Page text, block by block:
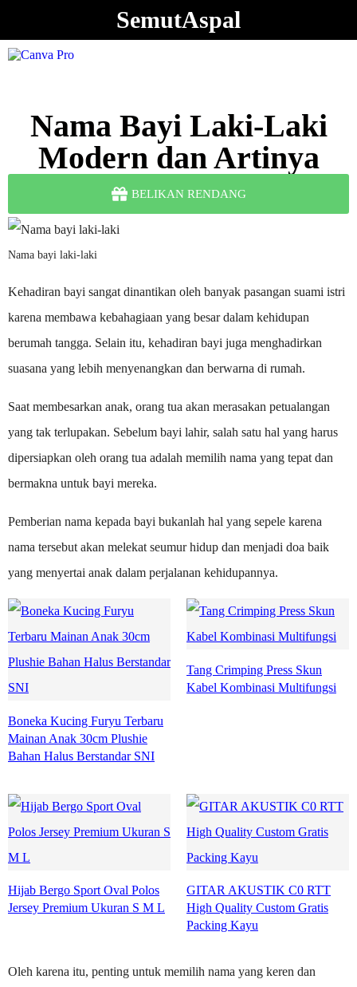
SemutAspal
Nama Bayi Laki-Laki
Modern dan Artinya
BELIKAN RENDANG
Nama bayi laki-laki
Kehadiran bayi sangat dinantikan oleh banyak pasangan suami istri
karena membawa kebahagiaan yang besar dalam kehidupan
berumah tangga. Selain itu, kehadiran bayi juga menghadirkan
suasana yang lebih menyenangkan dan berwarna di rumah.
Saat membesarkan anak, orang tua akan merasakan petualangan
yang tak terlupakan. Sebelum bayi lahir, salah satu hal yang harus
dipersiapkan oleh orang tua adalah memilih nama yang tepat dan
bermakna untuk bayi mereka.
Pemberian nama kepada bayi bukanlah hal yang sepele karena
nama tersebut akan melekat seumur hidup dan menjadi doa baik
yang menyertai anak dalam perjalanan kehidupannya.
Boneka Kucing Furyu Terbaru
Mainan Anak 30cm Plushie
Bahan Halus Berstandar SNI
Tang Crimping Press Skun
Kabel Kombinasi Multifungsi
Hijab Bergo Sport Oval Polos
Jersey Premium Ukuran S M L
GITAR AKUSTIK C0 RTT
High Quality Custom Gratis
Packing Kayu
Oleh karena itu, penting untuk memilih nama yang keren dan